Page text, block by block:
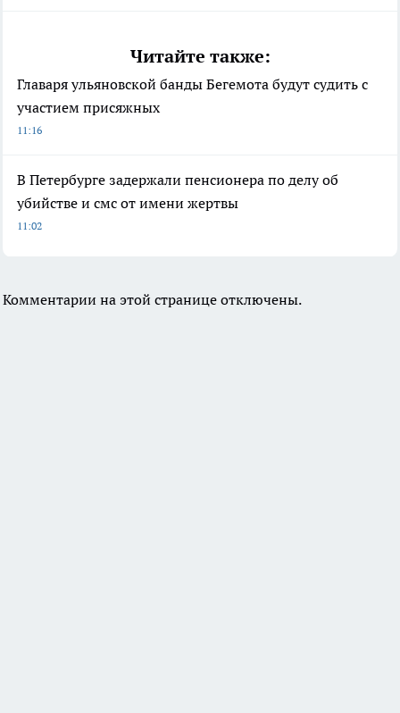
Читайте также:
Главаря ульяновской банды Бегемота будут судить с
участием присяжных
11:16
В Петербурге задержали пенсионера по делу об
убийстве и смс от имени жертвы
11:02
Комментарии на этой странице отключены.